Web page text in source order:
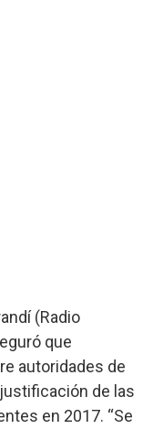
(Radio
que
autoridades de
de las
en 2017. “Se